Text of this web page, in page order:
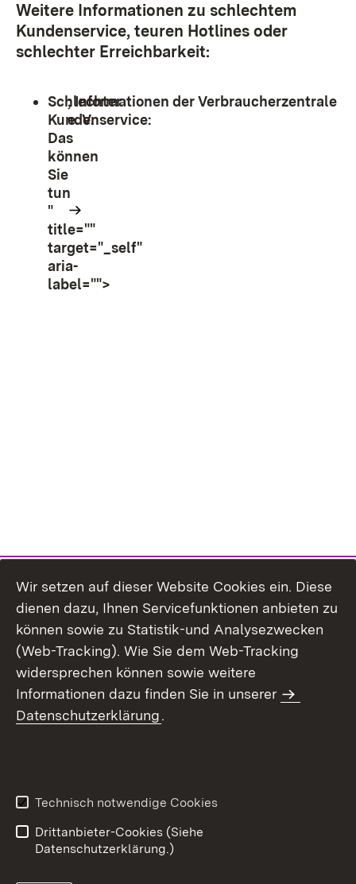
Weitere Informationen zu schlechtem
Kundenservice, teuren Hotlines oder
schlechter Erreichbarkeit:
Schlechter
Kundenservice:
Das
können
Sie
tun
; Informationen der Verbraucherzentrale
e. V.
"
title=""
target="_self"
aria-
label="">
Wir setzen auf dieser Website Cookies ein. Diese
dienen dazu, Ihnen Servicefunktionen anbieten zu
können sowie zu Statistik-und Analysezwecken
(Web-Tracking). Wie Sie dem Web-Tracking
widersprechen können sowie weitere
Informationen dazu finden Sie in unserer
Datenschutzerklärung.
Technisch notwendige Cookies
Drittanbieter-Cookies (Siehe
Datenschutzerklärung.)